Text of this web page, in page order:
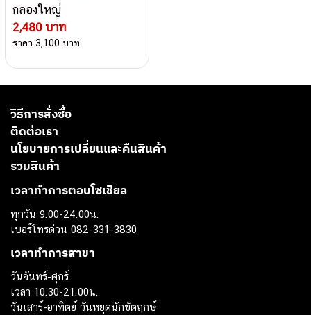
กลองใหญ่
2,480 บาท
ราคา 3,100 บาท
วิธีการสั่งซื้อ
ติดต่อเรา
นโยบายการเปลี่ยนและคืนสินค้า
รวมสินค้า
เวลาทำการตอบโซเชียล
ทุกวัน 9.00-24.00น.
เบอร์โทรด่วน 082-331-3830
เวลาทำการสาขา
วันจันทร์-ศุกร์
เวลา 10.30-21.00น.
วันเสาร์-อาทิตย์ วันหยุดนักขัตฤกษ์